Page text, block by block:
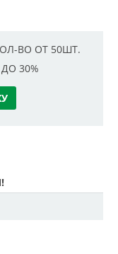
ВО ОТ 50ШТ.
30%